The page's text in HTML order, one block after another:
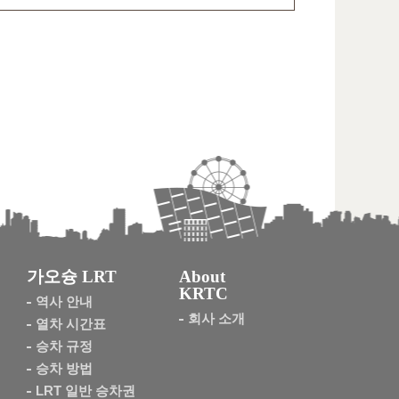
가오슝 LRT
역사 안내
열차 시간표
승차 규정
승차 방법
LRT 일반 승차권
About
KRTC
회사 소개